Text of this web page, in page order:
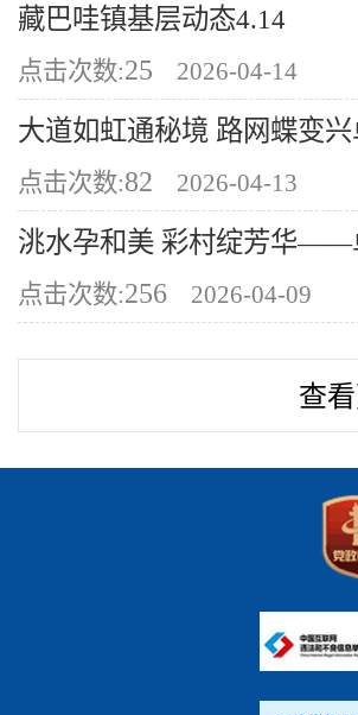
藏巴哇镇基层动态4.14
点击次数:25 2026-04-14
大道如虹通秘境 路网蝶变兴
点击次数:82 2026-04-13
洮水孕和美 彩村绽芳华——
点击次数:256 2026-04-09
查